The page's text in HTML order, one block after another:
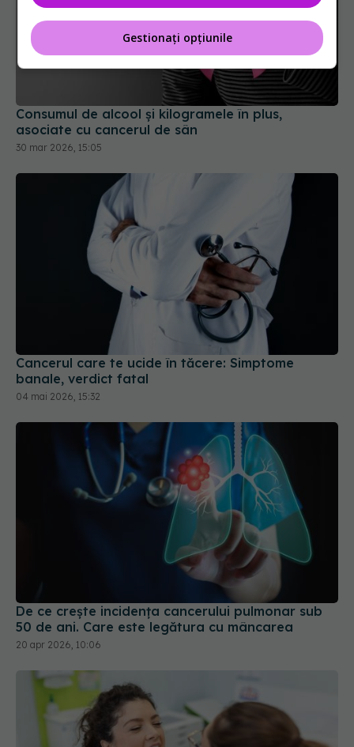
Consumul de alcool și kilogramele în plus,
asociate cu cancerul de sân
30 mar 2026, 15:05
Cancerul care te ucide în tăcere: Simptome
banale, verdict fatal
04 mai 2026, 15:32
De ce crește incidența cancerului pulmonar sub
50 de ani. Care este legătura cu mâncarea
20 apr 2026, 10:06
Gestionați opțiunile